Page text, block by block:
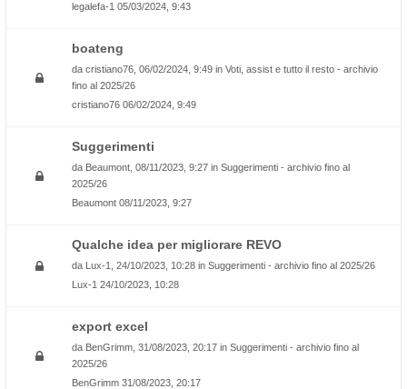
legalefa-1 05/03/2024, 9:43
boateng
da cristiano76 , 06/02/2024, 9:49 in Voti, assist e tutto il resto - archivio
fino al 2025/26
cristiano76 06/02/2024, 9:49
Suggerimenti
da Beaumont , 08/11/2023, 9:27 in Suggerimenti - archivio fino al
2025/26
Beaumont 08/11/2023, 9:27
Qualche idea per migliorare REVO
da Lux-1 , 24/10/2023, 10:28 in Suggerimenti - archivio fino al 2025/26
Lux-1 24/10/2023, 10:28
export excel
da BenGrimm , 31/08/2023, 20:17 in Suggerimenti - archivio fino al
2025/26
BenGrimm 31/08/2023, 20:17